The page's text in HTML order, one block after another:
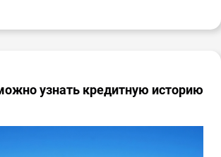
узнать кредитную историю